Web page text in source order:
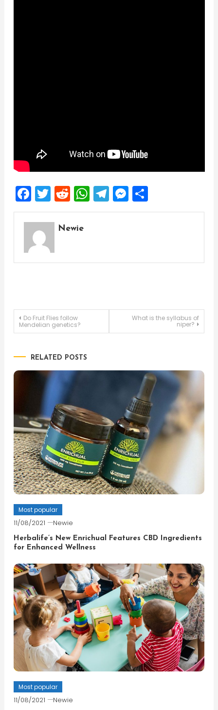
Facebook
Twitter
Reddit
WhatsApp
Telegram
Messenger
Share
Newie
Post
Do Fruit Flies follow
Mendelian genetics?
What is the syllabus of
niper?
RELATED POSTS
Most popular
11/08/2021 Newie
Herbalife’s New Enrichual Features CBD Ingredients
for Enhanced Wellness
Most popular
11/08/2021 Newie